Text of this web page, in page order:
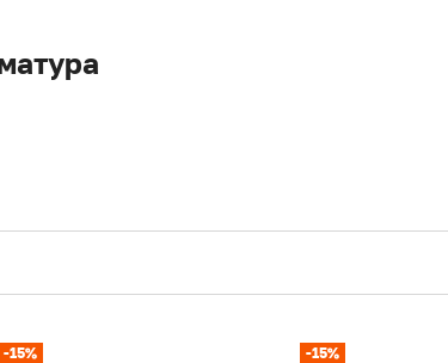
-15% -15%